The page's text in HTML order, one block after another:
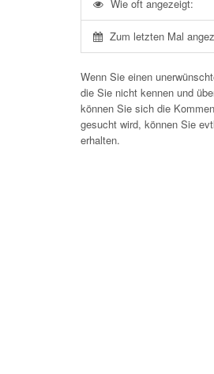
Wie oft angezeigt:
Zum letzten Mal
Wenn Sie einen
die Sie nicht kennen und
können Sie sich die
gesucht wird, können Sie
erhalten.